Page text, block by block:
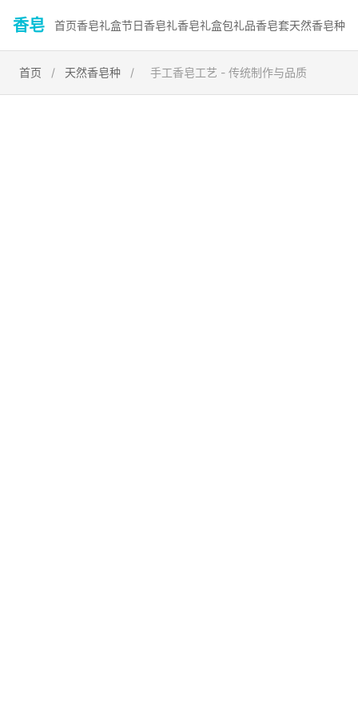
香皂 首页香皂礼盒节日香皂礼香皂礼盒包礼品香皂套天然香皂种
首页 / 天然香皂种 / 手工香皂工艺 - 传统制作与品质